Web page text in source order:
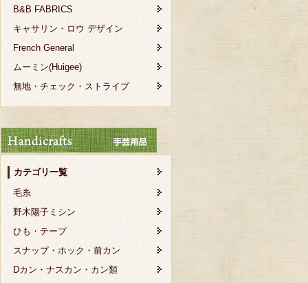
B&B FABRICS
キャサリン・ロウ デザイン
French General
ムーミン(Huigee)
無地・チェック・ストライプ
カテゴリ一覧
毛糸
野木陽子ミシン
ひも・テープ
スナップ・ホック・前カン
Dカン・ナスカン・カン類